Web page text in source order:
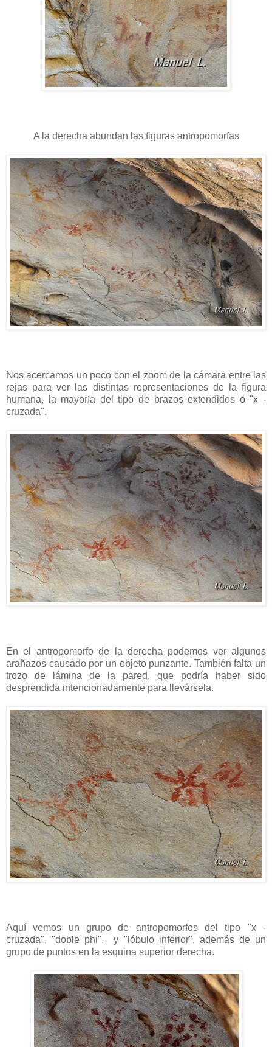
A la derecha abundan las figuras antropomorfas
Nos acercamos un poco con el zoom de la cámara entre las
rejas para ver las distintas representaciones de la figura
humana, la mayoría del tipo de brazos extendidos o "x -
cruzada".
En el antropomorfo de la derecha podemos ver algunos
arañazos causado por un objeto punzante. También falta un
trozo de lámina de la pared, que podría haber sido
desprendida intencionadamente para llevársela.
Aquí vemos un grupo de antropomorfos del tipo "x -
cruzada", "doble phi", y "lóbulo inferior", además de un
grupo de puntos en la esquina superior derecha.